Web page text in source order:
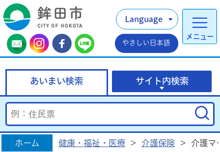
メニュー
Language
やさしい日本語
あいまい検索 サイト内検索
ホーム 健康・福祉・医療 > 介護保険 > 介護マ